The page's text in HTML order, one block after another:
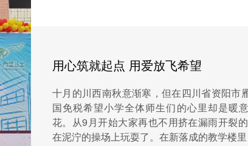
用心筑就起点 用爱放飞希望
十月的川西南秋意渐寒，但在四川省资阳市
国免税希望小学全体师生们的心里却是暖
花。从9月开始大家再也不用挤在漏雨开裂
在泥泞的操场上玩耍了。在新落成的教学楼